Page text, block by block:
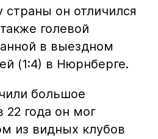
страны он отличился
голевой
в выездном
(1:4) в Нюрнберге.
большое
года он мог
из видных клубов